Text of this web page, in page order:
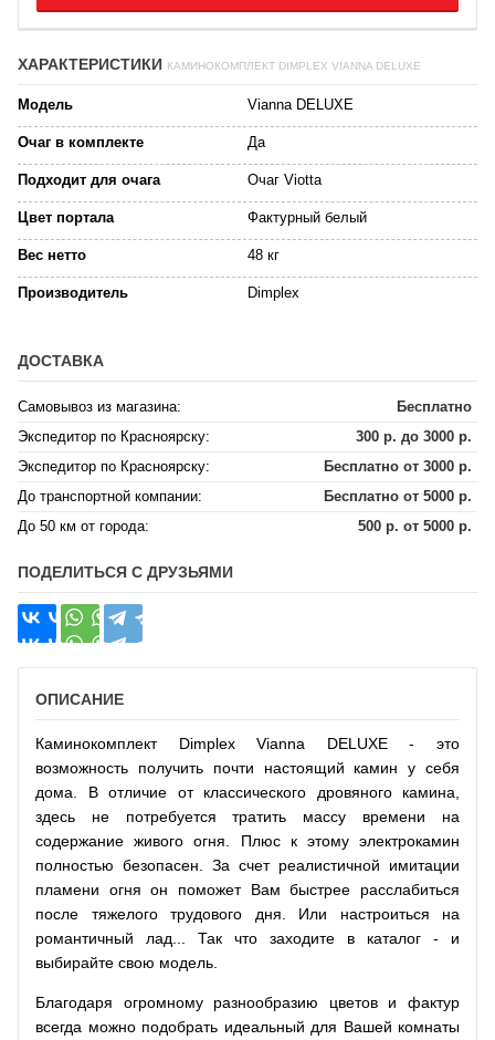
ХАРАКТЕРИСТИКИ КАМИНОКОМПЛЕКТ DIMPLEX VIANNA DELUXE
Модель Vianna DELUXE
Очаг в комплекте Да
Подходит для очага Очаг Viotta
Цвет портала Фактурный белый
Вес нетто 48 кг
Производитель Dimplex
ДОСТАВКА
Самовывоз из магазина:
Бесплатно
Экспедитор по Красноярску:
300 р. до 3000 р.
Экспедитор по Красноярску:
Бесплатно от 3000 р.
До транспортной компании:
Бесплатно от 5000 р.
До 50 км от города:
500 р. от 5000 р.
ПОДЕЛИТЬСЯ С ДРУЗЬЯМИ
ОПИСАНИЕ
Каминокомплект Dimplex Vianna DELUXE - это
возможность получить почти настоящий камин у себя
дома. В отличие от классического дровяного камина,
здесь не потребуется тратить массу времени на
содержание живого огня. Плюс к этому электрокамин
полностью безопасен. За счет реалистичной имитации
пламени огня он поможет Вам быстрее расслабиться
после тяжелого трудового дня. Или настроиться на
романтичный лад... Так что заходите в каталог - и
выбирайте свою модель.
Благодаря огромному разнообразию цветов и фактур
всегда можно подобрать идеальный для Вашей комнаты